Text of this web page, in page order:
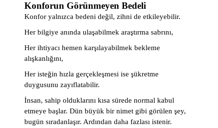
Konforun Görünmeyen Bedeli
Konfor yalnızca bedeni değil, zihni de etkileyebilir.
Her bilgiye anında ulaşabilmek araştırma sabrını,
Her ihtiyacı hemen karşılayabilmek bekleme
alışkanlığını,
Her isteğin hızla gerçekleşmesi ise şükretme
duygusunu zayıflatabilir.
İnsan, sahip olduklarını kısa sürede normal kabul
etmeye başlar. Dün büyük bir nimet gibi görülen şey,
bugün sıradanlaşır. Ardından daha fazlası istenir.